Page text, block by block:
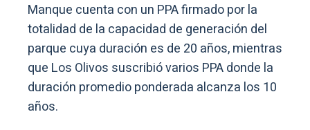
Manque cuenta con un PPA firmado por la
totalidad de la capacidad de generación del
parque cuya duración es de 20 años, mientras
que Los Olivos suscribió varios PPA donde la
duración promedio ponderada alcanza los 10
años.